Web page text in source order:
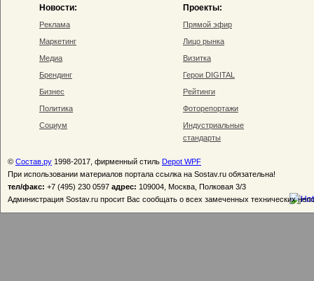
Новости:
Реклама
Маркетинг
Медиа
Брендинг
Бизнес
Политика
Социум
Проекты:
Прямой эфир
Лицо рынка
Визитка
Герои DIGITAL
Рейтинги
Фоторепортажи
Индустриальные
стандарты
© Состав.ру 1998-2017, фирменный стиль Depot WPF
При использовании материалов портала ссылка на Sostav.ru обязательна!
тел/факс: +7 (495) 230 0597 адрес: 109004, Москва, Полковая 3/3
Администрация Sostav.ru просит Вас сообщать о всех замеченных технических